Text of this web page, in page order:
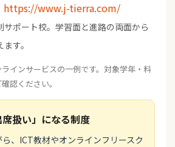
https://www.j-tierra.com/
サポート校。学習面と進路の両面から
す。
インサービスの一例です。対象学年・料
認ください。
扱い」になる制度
、ICT教材やオンラインフリースク